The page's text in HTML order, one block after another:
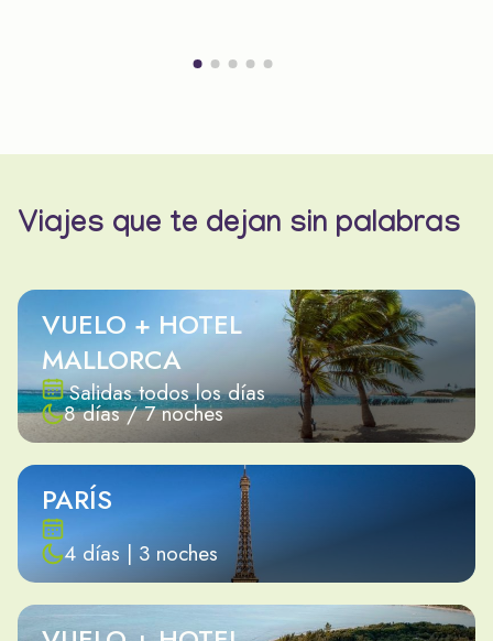
Viajes que te dejan sin palabras
VUELO + HOTEL
MALLORCA
Salidas todos los días
8 días / 7 noches
PARÍS
4 días | 3 noches